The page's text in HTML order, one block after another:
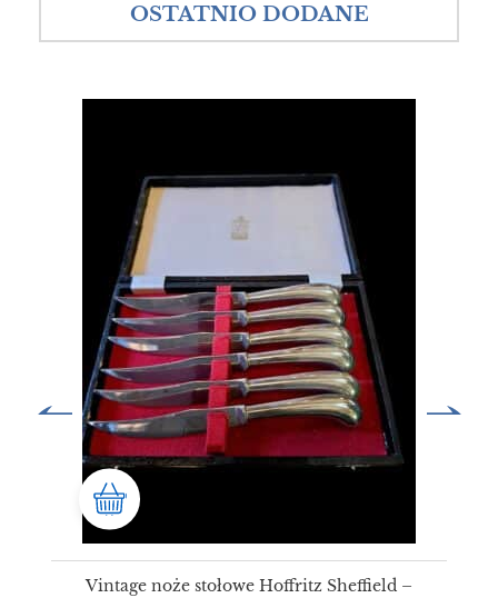
OSTATNIO DODANE
Vintage noże stołowe Hoffritz Sheffield –